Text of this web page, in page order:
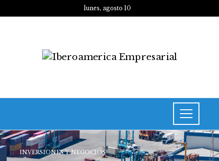
lunes, agosto 10
INVERSIONES Y NEGOCIOS